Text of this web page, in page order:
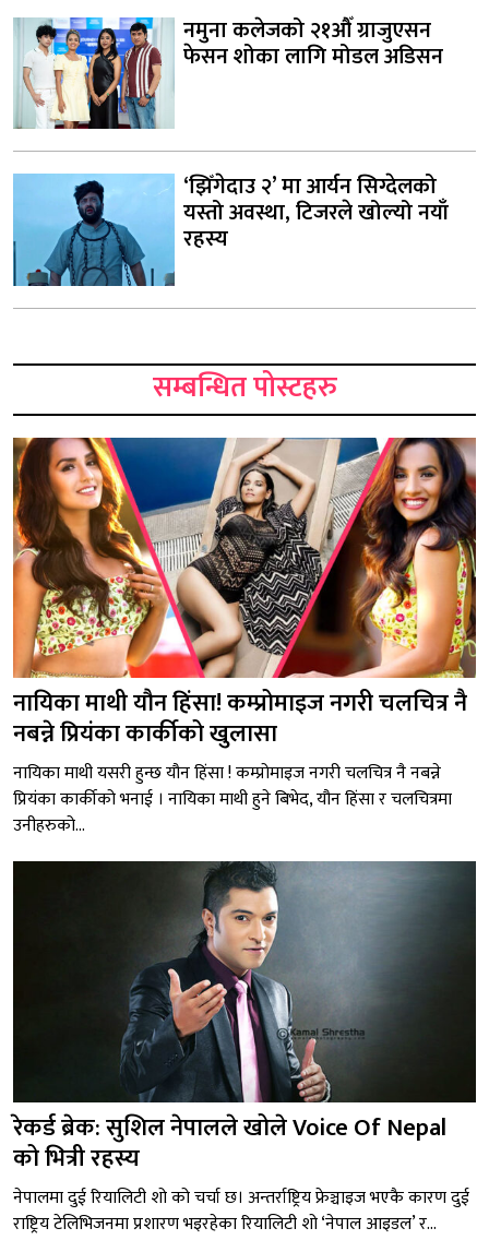
नमुना कलेजको २१औँ ग्राजुएसन
फेसन शोका लागि मोडल अडिसन
‘झिँगेदाउ २’ मा आर्यन सिग्देलको
यस्तो अवस्था, टिजरले खोल्यो नयाँ
रहस्य
सम्बन्धित पोस्टहरु
नायिका माथी यौन हिंसा! कम्प्रोमाइज नगरी चलचित्र नै
नबन्ने प्रियंका कार्कीको खुलासा
नायिका माथी यसरी हुन्छ यौन हिंसा ! कम्प्रोमाइज नगरी चलचित्र नै नबन्ने
प्रियंका कार्कीको भनाई । नायिका माथी हुने बिभेद, यौन हिंसा र चलचित्रमा
उनीहरुको...
रेकर्ड ब्रेक: सुशिल नेपालले खोले Voice Of Nepal
को भित्री रहस्य
नेपालमा दुई रियालिटी शो को चर्चा छ। अन्तर्राष्ट्रिय फ्रेञ्चाइज भएकै कारण दुई
राष्ट्रिय टेलिभिजनमा प्रशारण भइरहेका रियालिटी शो ‘नेपाल आइडल’ र...